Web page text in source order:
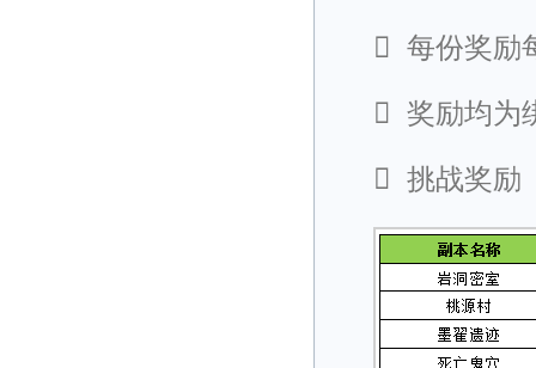
 每份奖励
 奖励均为
 挑战奖励